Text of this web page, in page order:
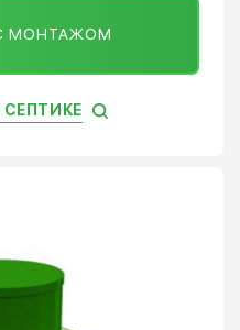
МОНТАЖОМ